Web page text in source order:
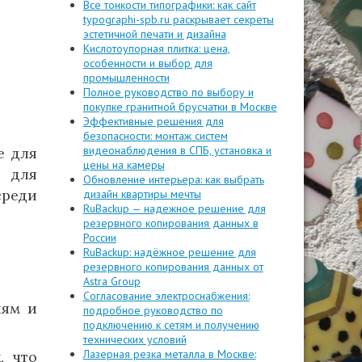
для
для
и
что
Все тонкости типографики: как сайт
typographi-spb.ru раскрывает секреты
эстетичной печати и дизайна
Кислотоупорная плитка: цена,
особенности и выбор для
промышленности
Полное руководство по выбору и
покупке гранитной брусчатки в Москве
Эффективные решения для
безопасности: монтаж систем
видеонаблюдения в СПБ, установка и
цены на камеры
Обновление интерьера: как выбрать
дизайн квартиры мечты
RuBackup — надежное решение для
резервного копирования данных в
России
RuBackup: надёжное решение для
резервного копирования данных от
Astra Group
Согласование электроснабжения:
подробное руководство по
подключению к сетям и получению
технических условий
Лазерная резка металла в Москве: